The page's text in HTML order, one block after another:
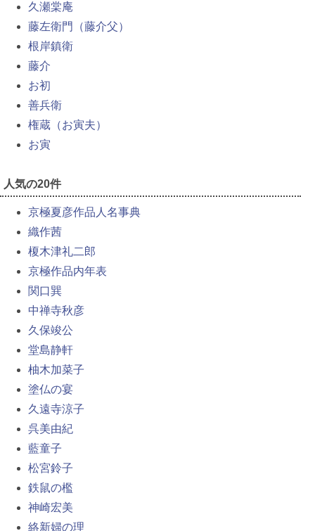
久瀬棠庵
藤左衛門（藤介父）
根岸鎮衛
藤介
お初
善兵衛
権蔵（お寅夫）
お寅
人気の20件
京極夏彦作品人名事典
織作茜
榎木津礼二郎
京極作品内年表
関口巽
中禅寺秋彦
久保竣公
堂島静軒
柚木加菜子
塗仏の宴
久遠寺涼子
呉美由紀
藍童子
松宮鈴子
鉄鼠の檻
神崎宏美
絡新婦の理